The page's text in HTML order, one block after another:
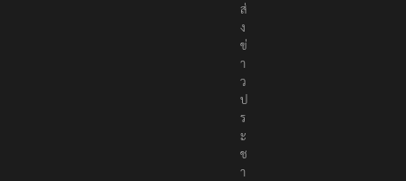
ส่
ง
ข่
า
ว
ป
ร
ะ
ช
า